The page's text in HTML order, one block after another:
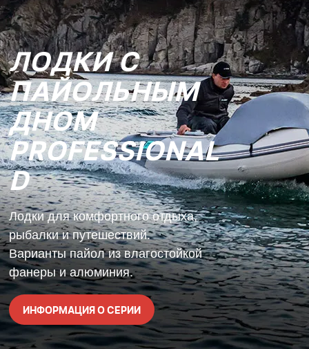
ЛОДКИ С
ПАЙОЛЬНЫМ
ДНОМ
PROFESSIONAL
D
Лодки для комфортного отдыха,
рыбалки и путешествий.
Варианты пайол из влагостойкой
фанеры и алюминия.
ИНФОРМАЦИЯ О СЕРИИ